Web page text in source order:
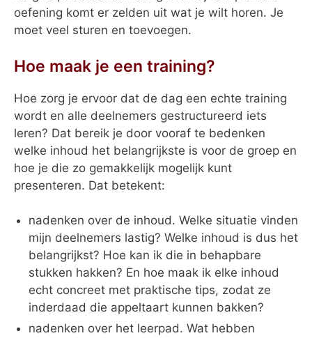
oefening komt er zelden uit wat je wilt horen. Je
moet veel sturen en toevoegen.
Hoe maak je een training?
Hoe zorg je ervoor dat de dag een echte training
wordt en alle deelnemers gestructureerd iets
leren? Dat bereik je door vooraf te bedenken
welke inhoud het belangrijkste is voor de groep en
hoe je die zo gemakkelijk mogelijk kunt
presenteren. Dat betekent:
nadenken over de inhoud. Welke situatie vinden
mijn deelnemers lastig? Welke inhoud is dus het
belangrijkst? Hoe kan ik die in behapbare
stukken hakken? En hoe maak ik elke inhoud
echt concreet met praktische tips, zodat ze
inderdaad die appeltaart kunnen bakken?
nadenken over het leerpad. Wat hebben